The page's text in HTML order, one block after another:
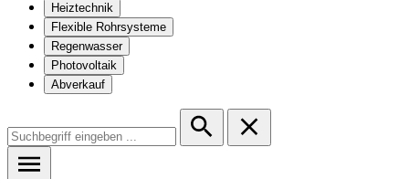
Heiztechnik
Flexible Rohrsysteme
Regenwasser
Photovoltaik
Abverkauf